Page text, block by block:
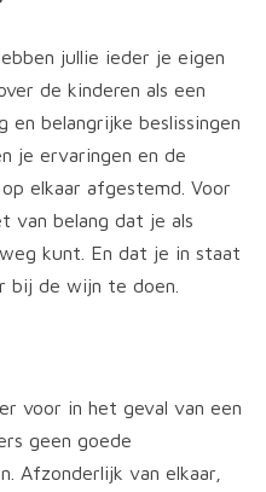
jullie ieder je eigen
de kinderen als een
en belangrijke beslissingen
je ervaringen en de
elkaar afgestemd. Voor
van belang dat je als
kunt. En dat je in staat
de wijn te doen.
voor in het geval van een
geen goede
Afzonderlijk van elkaar,